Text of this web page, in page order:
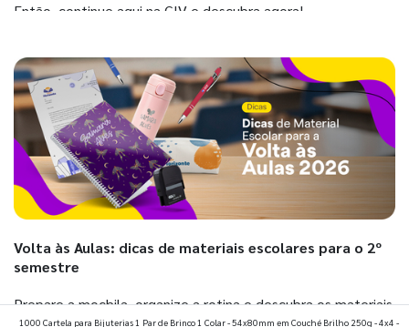
Então, continue aqui na GIV e descubra agora!
Volta às Aulas: dicas de materiais escolares para o 2º
semestre
Prepare a mochila, organize a rotina e descubra os materiais
1000 Cartela para Bijuterias 1 Par de Brinco 1 Colar - 54x80mm em Couché Brilho 250g - 4x4 -